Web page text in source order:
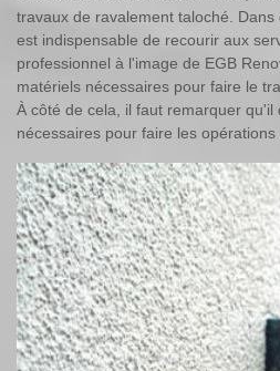
travaux de ravalement taloché.
est indispensable de recourir aux
professionnel à l'image de EGB
matériels nécessaires pour faire le
À côté de cela, il faut remarquer qu'il
nécessaires pour faire les opérations